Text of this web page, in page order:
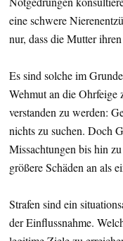
eine schwere
nur, dass die Mutter
Es sind solche im
Wehmut an die Ohrfeige
verstanden zu werden:
nichts zu suchen. Doch
Missachtungen bis hin
größere Schäden an als
Strafen sind ein
der Einflussnahme.